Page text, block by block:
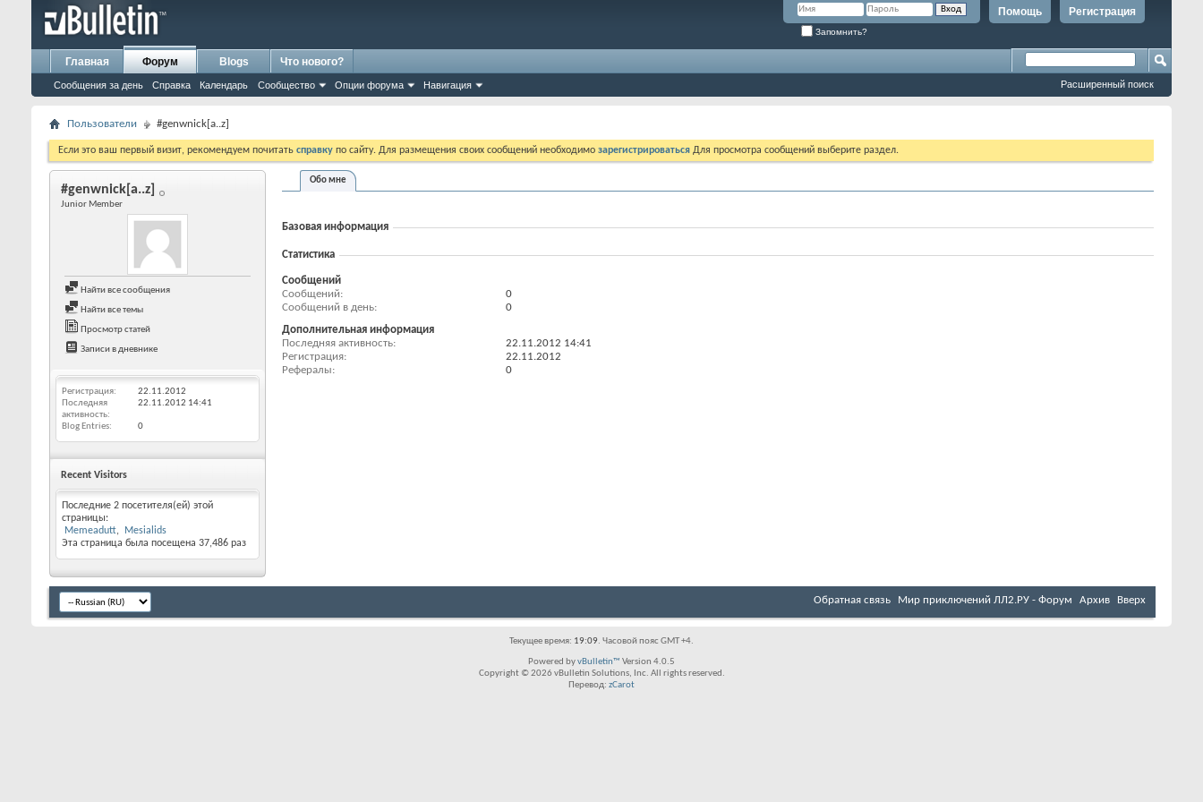
Регистрация
Помощь
Запомнить?
Главная Форум
Сообщения за день Справка Календарь Сообщество Опции форума Навигация
Blogs Что нового?
Расширенный поиск
Пользователи #genwnick[a..z]
Если это ваш первый визит, рекомендуем почитать справку по сайту. Для размещения своих сообщений необходимо зарегистрироваться Для просмотра сообщений выберите раздел.
#genwnick[a..z]
Junior Member
Найти все сообщения
Найти все темы
Просмотр статей
Записи в дневнике
Регистрация
22.11.2012
Последняя
активность
22.11.2012 14:41
Blog Entries 0
Recent Visitors
Последние 2 посетителя(ей) этой
страницы:
Memeadutt
Mesialids
Эта страница была посещена 37,486 раз
Обо мне
Базовая информация
Статистика
Сообщений
Сообщений
0
Сообщений в день
0
Дополнительная информация
Последняя активность
22.11.2012 14:41
Регистрация
22.11.2012
Рефералы
0
Обратная связь Мир приключений ЛЛ2.РУ - Форум Архив Вверх
Текущее время: 19:09. Часовой пояс GMT +4.
Powered byvBulletin™ Version 4.0.5
Copyright © 2026 vBulletin Solutions, Inc. All rights reserved.
Перевод: zCarot